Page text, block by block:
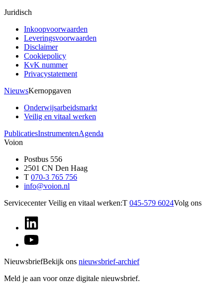
Juridisch
Inkoopvoorwaarden
Leveringsvoorwaarden
Disclaimer
Cookiepolicy
KvK nummer
Privacystatement
NieuwsKernopgaven
Onderwijsarbeidsmarkt
Veilig en vitaal werken
PublicatiesInstrumentenAgenda
Voion
Postbus 556
2501 CN Den Haag
T 070-3 765 756
info@voion.nl
Servicecenter Veilig en vitaal werken:T 045-579 6024Volg ons
NieuwsbriefBekijk ons nieuwsbrief-archief
Meld je aan voor onze digitale nieuwsbrief.